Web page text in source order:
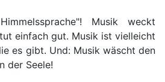
Musik weckt
einfach gut. Musik ist vielleicht
es gibt. Und: Musik wäscht den
der Seele!